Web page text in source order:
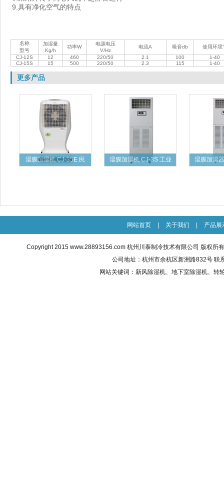
9.具有净化空气的特点
名称
型号
加湿量
Kg/h
功率W
电源电压
V/Hz
电流A 噪音db
使用环
CJ-12S
12 460 220/50 2.1 100
1-40
CJ-15S
15 500 220/50 2.3 115 1-40
更多产品
湿膜加湿机 CJ-35E 民 湿膜加湿机 CJ-3S 工业 湿膜加湿
网站首页 关于我们 产品展
Copyright 2015 www.28893156.com 杭州川泰制冷技术有限公司 版权所
公司地址：杭州市余杭区新洲路832号
网站关键词： 新风除湿机、地下室除湿机、转